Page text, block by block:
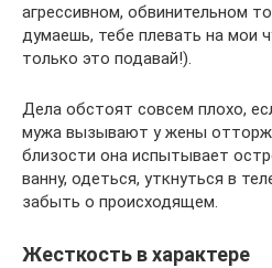
агрессивном, обвинительном
думаешь, тебе плевать на мои
только это подавай!).
Дела обстоят совсем плохо,
мужа вызывают у жены
близости она испытывает
ванну, одеться, уткнуться в
забыть о происходящем.
Жесткость в характере